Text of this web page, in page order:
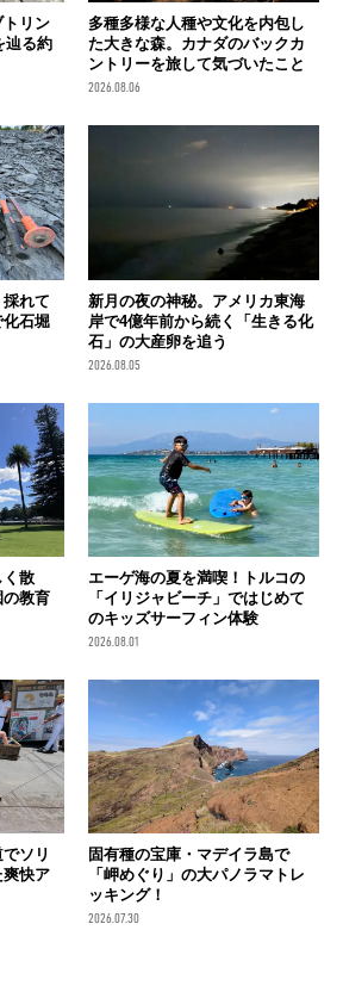
トリン
辿る約
多種多様な人種や文化を内包し
た大きな森。カナダのバックカ
ントリーを旅して気づいたこと
2026.08.06
れて
化石堀
新月の夜の神秘。アメリカ東海
岸で4億年前から続く「生きる化
石」の大産卵を追う
2026.08.05
く散
の教育
エーゲ海の夏を満喫！トルコの
「イリジャビーチ」ではじめて
のキッズサーフィン体験
2026.08.01
ソリ
爽快ア
固有種の宝庫・マデイラ島で
「岬めぐり」の大パノラマトレ
ッキング！
2026.07.30